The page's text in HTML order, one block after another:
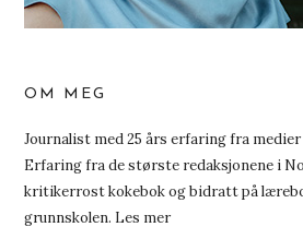
OM MEG
Journalist med 25 års erfaring fra
Erfaring fra de største redaksjonene i
kritikerrost kokebok og bidratt på
grunnskolen. Les mer